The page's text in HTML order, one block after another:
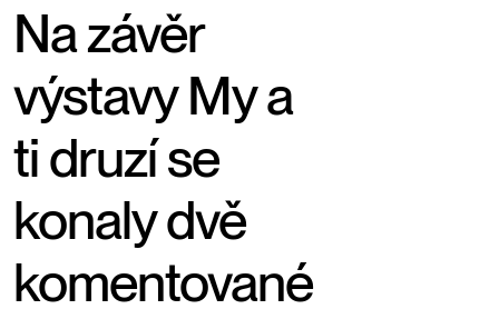
Na závěr
výstavy My a
ti druzí se
konaly dvě
komentované